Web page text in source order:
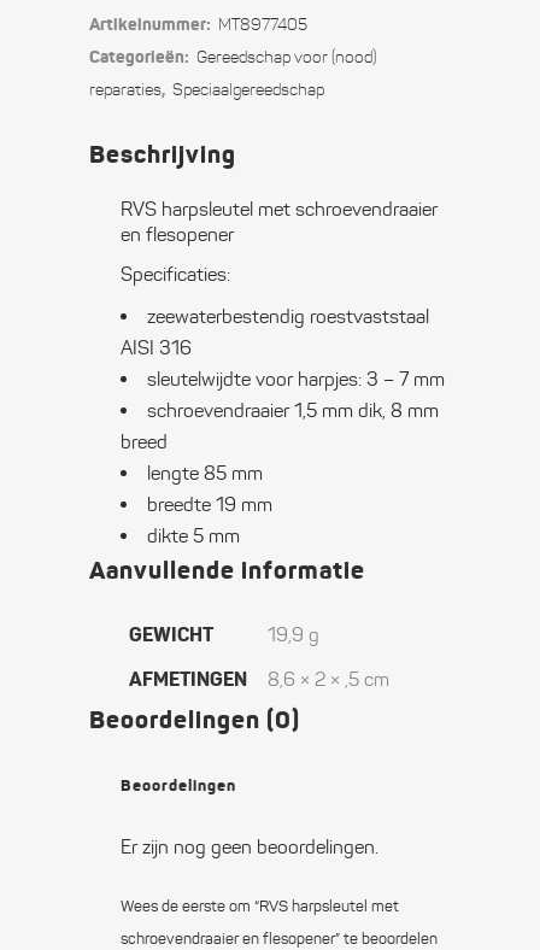
schroeven­
draaier
quantity
Artikelnummer: MT8977405
Categorieën: Gereedschap voor (nood)
reparaties, Speciaal­gereedschap
Beschrijving
RVS harpsleutel met schroevendraaier
en flesopener
Specificaties:
zeewaterbestendig roestvaststaal
AISI 316
sleutelwijdte voor harpjes: 3 – 7 mm
schroevendraaier 1,5 mm dik, 8 mm
breed
lengte 85 mm
breedte 19 mm
dikte 5 mm
Aanvullende informatie
GEWICHT 19,9 g
AFMETINGEN 8,6 × 2 × ,5 cm
Beoordelingen (0)
Beoordelingen
Er zijn nog geen beoordelingen.
Wees de eerste om “RVS harpsleutel met
schroeven­draaier en flesopener” te beoordelen